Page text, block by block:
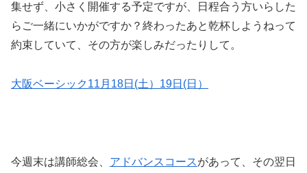
集せず、小さく開催する予定ですが、日程合う方いらした
らご一緒にいかがですか？終わったあと乾杯しようねって
約束していて、その方が楽しみだったりして。
大阪ベーシック11月18日(土）19日(日）
今週末は講師総会、 アドバンスコースがあって、その翌日